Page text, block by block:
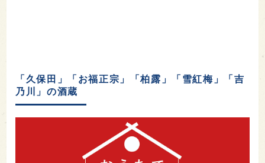
「久保田」「お福正宗」「柏露」「雪紅梅」「吉
乃川」の酒蔵